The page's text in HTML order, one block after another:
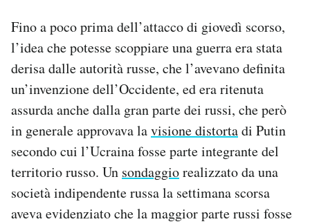
Fino a poco prima dell’attacco di giovedì scorso,
l’idea che potesse scoppiare una guerra era stata
derisa dalle autorità russe, che l’avevano definita
un’invenzione dell’Occidente, ed era ritenuta
assurda anche dalla gran parte dei russi, che però
in generale approvava lavisione distortadi Putin
secondo cui l’Ucraina fosse parte integrante del
territorio russo. Un sondaggiorealizzato da una
società indipendente russa la settimana scorsa
aveva evidenziato che la maggior parte russi fosse